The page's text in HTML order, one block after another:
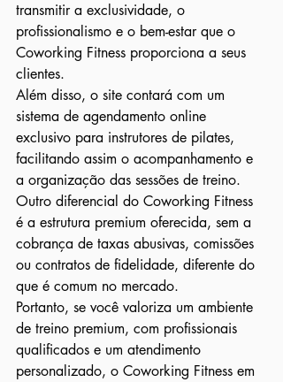
transmitir a exclusividade, o
profissionalismo e o bem-estar que o
Coworking Fitness proporciona a seus
clientes.
Além disso, o site contará com um
sistema de agendamento online
exclusivo para instrutores de pilates,
facilitando assim o acompanhamento e
a organização das sessões de treino.
Outro diferencial do Coworking Fitness
é a estrutura premium oferecida, sem a
cobrança de taxas abusivas, comissões
ou contratos de fidelidade, diferente do
que é comum no mercado.
Portanto, se você valoriza um ambiente
de treino premium, com profissionais
qualificados e um atendimento
personalizado, o Coworking Fitness em